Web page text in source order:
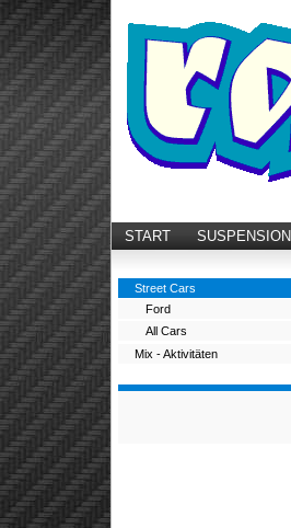
START SUSPENSION
Street Cars
Ford
All Cars
Mix - Aktivitäten